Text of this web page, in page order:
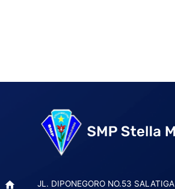
JL. DIPONEGORO NO.53 SALATIGA